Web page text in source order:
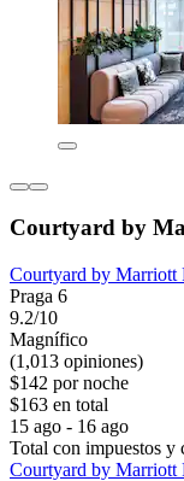
Courtyard by
Courtyard by Marriott
Praga 6
9.2/10
Magnífico
(1,013 opiniones)
$142 por noche
$163 en total
15 ago - 16 ago
Total con impuestos y
Courtyard by Marriott